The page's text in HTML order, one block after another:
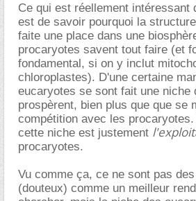
Ce qui est réellement intéressant
est de savoir pourquoi la
faite une place dans une
procaryotes savent tout faire (et
fondamental, si on y inclut
chloroplastes). D'une certaine
eucaryotes se sont fait une niche
prospèrent, bien plus que que se
compétition avec les
cette niche est justement
procaryotes.
Vu comme ça, ce ne sont pas
(douteux) comme un meilleur